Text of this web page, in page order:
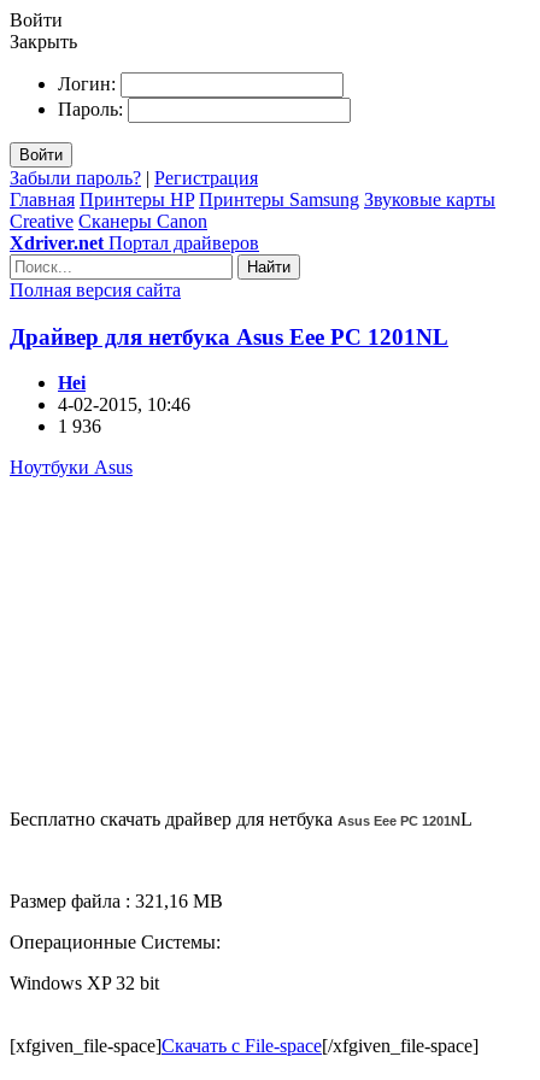
Войти
Закрыть
Логин:
Пароль:
Войти
Забыли пароль? | Регистрация
Главная Принтеры HP Принтеры Samsung Звуковые карты
Creative Сканеры Canon
Xdriver.net Портал драйверов
Найти
Полная версия сайта
Драйвер для нетбука Asus Eee PC 1201NL
Hei
4-02-2015, 10:46
1 936
Ноутбуки Asus
Бесплатно скачать драйвер для нетбука Asus Eee PC 1201NL
Размер файла : 321,16 MB
Операционные Системы:
Windows XP 32 bit
[xfgiven_file-space]Скачать с File-space[/xfgiven_file-space]